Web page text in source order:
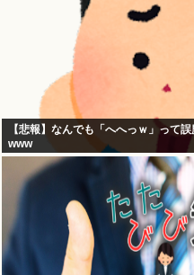
【悲報】なんでも「へへっｗ」って
www